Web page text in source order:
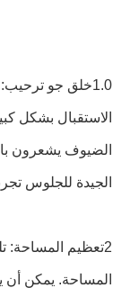
1.0خلق جو
الاستقبال بشكل
الضيوف يشعرون
الجيدة للجلوس
2تعظيم المساحة:
المساحة. يمكن أن